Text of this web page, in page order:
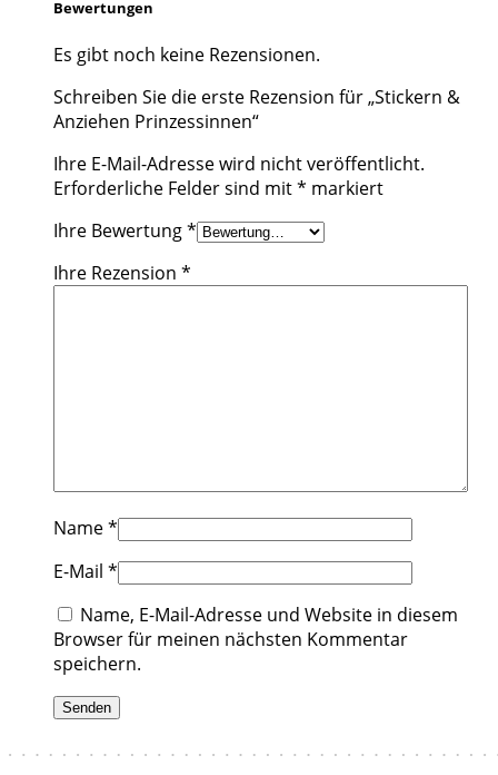
Bewertungen
Es gibt noch keine Rezensionen.
Schreiben Sie die erste Rezension für „Stickern &
Anziehen Prinzessinnen“
Ihre E-Mail-Adresse wird nicht veröffentlicht.
Erforderliche Felder sind mit* markiert
Ihre Bewertung*
Ihre Rezension *
Name*
E-Mail *
Name, E-Mail-Adresse und Website in diesem
Browser für meinen nächsten Kommentar
speichern.